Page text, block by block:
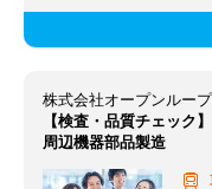
【検査・品質チェック
周辺機器部品製造